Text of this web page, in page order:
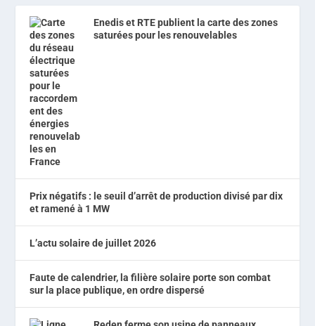
Enedis et RTE publient la carte des zones
saturées pour les renouvelables
Prix négatifs : le seuil d’arrêt de production divisé par dix
et ramené à 1 MW
L’actu solaire de juillet 2026
Faute de calendrier, la filière solaire porte son combat
sur la place publique, en ordre dispersé